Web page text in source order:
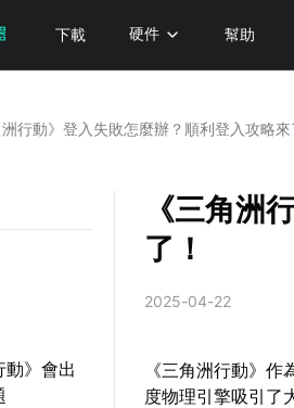
下載 硬件 幫助
洲行動》登入失敗怎麼辦？順利登入攻略來
動》會出
《三角洲
了！
2025-04-22
《三角洲行動》
度物理引擎吸引了